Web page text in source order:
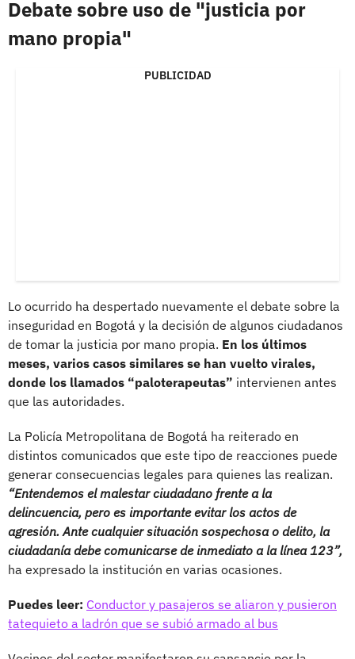
Debate sobre uso de "justicia por
mano propia"
PUBLICIDAD
Lo ocurrido ha despertado nuevamente el debate sobre la
inseguridad en Bogotá y la decisión de algunos ciudadanos
de tomar la justicia por mano propia. En los últimos
meses, varios casos similares se han vuelto virales,
donde los llamados “paloterapeutas” intervienen antes
que las autoridades.
La Policía Metropolitana de Bogotá ha reiterado en
distintos comunicados que este tipo de reacciones puede
generar consecuencias legales para quienes las realizan.
“Entendemos el malestar ciudadano frente a la
delincuencia, pero es importante evitar los actos de
agresión. Ante cualquier situación sospechosa o delito, la
ciudadanía debe comunicarse de inmediato a la línea 123”,
ha expresado la institución en varias ocasiones.
Puedes leer: Conductor y pasajeros se aliaron y pusieron
tatequieto a ladrón que se subió armado al bus